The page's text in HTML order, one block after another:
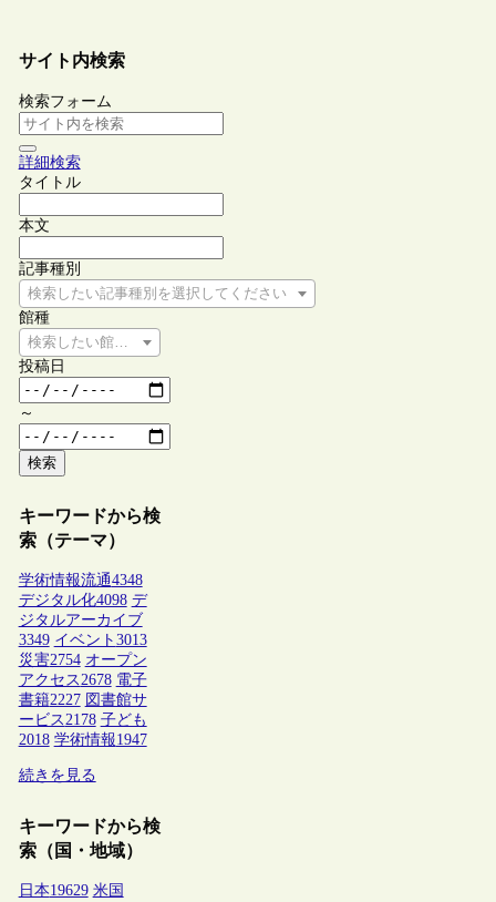
サイト内検索
検索フォーム
詳細検索
タイトル
本文
記事種別
検索したい記事種別を選択してください
館種
検索したい館種を選択してください
投稿日
～
検索
キーワードから検
索（テーマ）
学術情報流通4348
デジタル化4098 デ
ジタルアーカイブ
3349 イベント 3013
災害2754 オープン
アクセス2678 電子
書籍2227 図書館サ
ービス2178 子ども
2018 学術情報1947
続きを見る
キーワードから検
索（国・地域）
日本19629 米国